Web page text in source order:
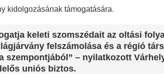
kidolgozásának támogatására.
keleti szomszédait az oltási
felszámolása és a régió
szempontjából” – nyilatkozott
uniós biztos.